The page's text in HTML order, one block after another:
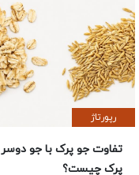
رپورتاژ
تفاوت جو پرک با جو دوسر
پرک چیست؟